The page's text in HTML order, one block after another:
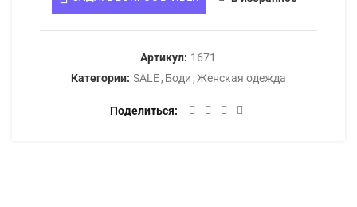
Артикул: 1671
Категории: SALE , Боди ,Женская одежда
Поделиться